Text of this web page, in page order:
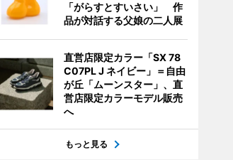
「がらすとすいさい」 作
品が対話する父娘の二人展
直営店限定カラー「SX 78
C07PL J ネイビー」＝自由
が丘「ムーンスター」、直
営店限定カラーモデル販売
へ
もっと見る